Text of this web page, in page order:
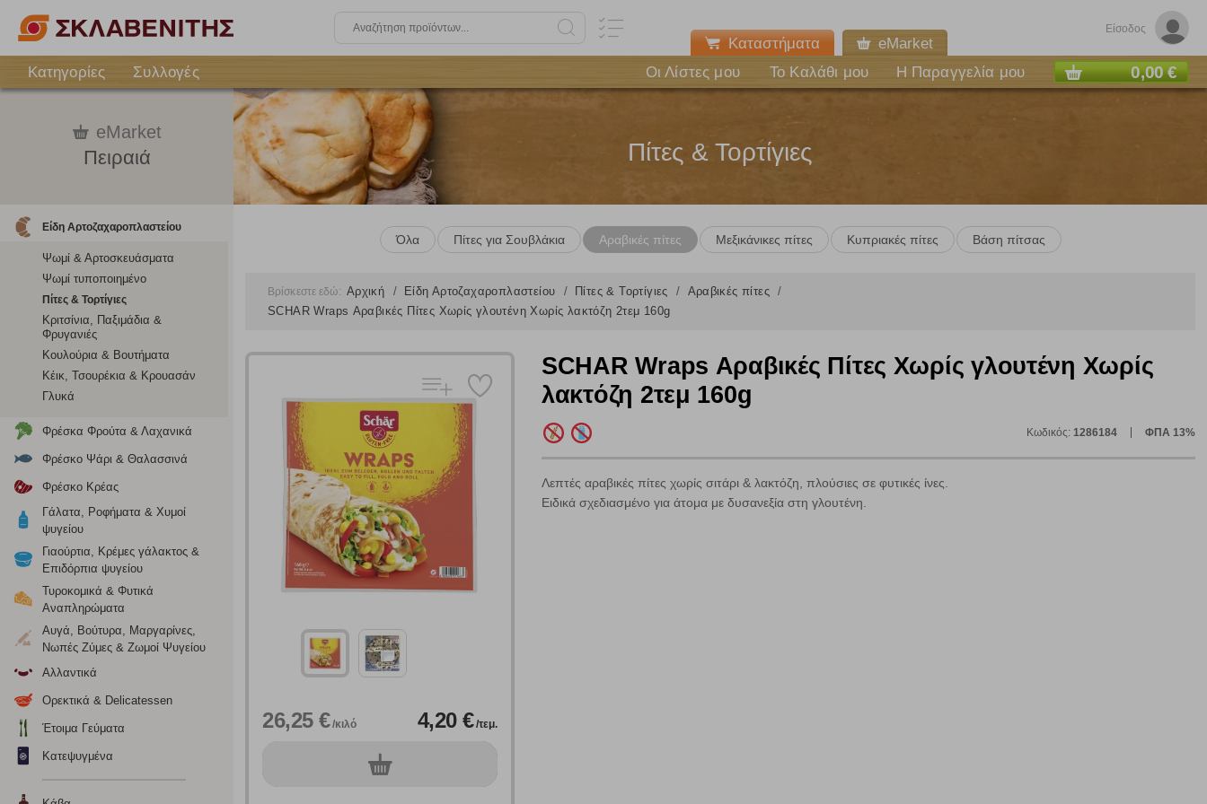
Είσοδος
Καταστήματα
eMarket
Κατηγορίες
Συλλογές Οι Λίστες μου Το Καλάθι μου Η Παραγγελία μου 0,00 €
eMarket
Πειραιά
Είδη Αρτοζαχαροπλαστείου
Ψωμί & Αρτοσκευάσματα
Ψωμί τυποποιημένο
Πίτες & Τορτίγιες
Κριτσίνια, Παξιμάδια &
Φρυγανιές
Κουλούρια & Βουτήματα
Κέικ, Τσουρέκια & Κρουασάν
Γλυκά
Φρέσκα Φρούτα & Λαχανικά
Φρέσκο Ψάρι & Θαλασσινά
Φρέσκο Κρέας
Γάλατα, Ροφήματα & Χυμοί
ψυγείου
Γιαούρτια, Κρέμες γάλακτος &
Επιδόρπια ψυγείου
Τυροκομικά & Φυτικά
Αναπληρώματα
Αυγά, Βούτυρα, Μαργαρίνες,
Νωπές Ζύμες & Ζωμοί Ψυγείου
Αλλαντικά
Ορεκτικά & Delicatessen
Έτοιμα Γεύματα
Κατεψυγμένα
Πίτες & Τορτίγιες
Όλα Πίτες για Σουβλάκια Αραβικές πίτες Μεξικάνικες πίτες Κυπριακές πίτες Βάση πίτσας
Βρίσκεστε εδώ: Αρχική Είδη Αρτοζαχαροπλαστείου Πίτες & Τορτίγιες
Αραβικές πίτες
SCHAR Wraps Αραβικές Πίτες Χωρίς γλουτένη Χωρίς λακτόζη 2τεμ 160g
26,25 €/κιλό 4,20 €/τεμ.
0τεμ.
SCHAR Wraps Αραβικές Πίτες Χωρίς γλουτένη Χωρίς
λακτόζη 2τεμ 160g
Κωδικός: 1286184 ΦΠΑ 13%
Λεπτές αραβικές πίτες χωρίς σιτάρι & λακτόζη, πλούσιες σε φυτικές ίνες.
Ειδικά σχεδιασμένο για άτομα με δυσανεξία στη γλουτένη.
Πολλαπλή αναζήτηση
όλες τις Κατηγορίες και για κάθε προϊόν.
Ρυθμίσεις Cookies
Ενημέρωση
υπολογιστή ή την ηλεκτρονική συσκευή σας, προσθέτοντας λειτουργικότητα στην ιστοσελίδα και βελτιώνοντας την εμπειρία περιήγησης ή, εφ΄ όσον το επιλέξετε, απομνημονεύοντας τις προτιμήσεις
σας. Η κατηγορία των απολύτως απαραίτητων cookies για την ομαλή λειτουργία του ιστότοπου είναι η μόνη ενεργοποιημένη. Έχετε τη δυνατότητα να επιλέξετε τις λοιπές κατηγορίες κάνοντας κλικ στο
σχετικό κουμπί επάνω δεξιά, αφού ενημερωθείτε σχετικά. Ωστόσο θα πρέπει να γνωρίζετε ότι αποκλεισμός ορισμένων κατηγοριών αρχείων cookies, μπορεί να επηρεάσει την εμπειρία της περιήγησής
σας ή/και της χρήσης των υπηρεσιών μας.
Δείτε περισσότερα